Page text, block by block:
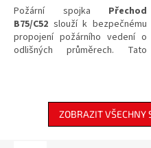
hvězdiček.
Požární spojka Přechod
B75/C52 slouží k bezpečnému
propojení požárního vedení o
odlišných průměrech. Tato
zajišťuje plnou kompatibilitu s
vaší požární technikou.
ZOBRAZIT VŠECHNY